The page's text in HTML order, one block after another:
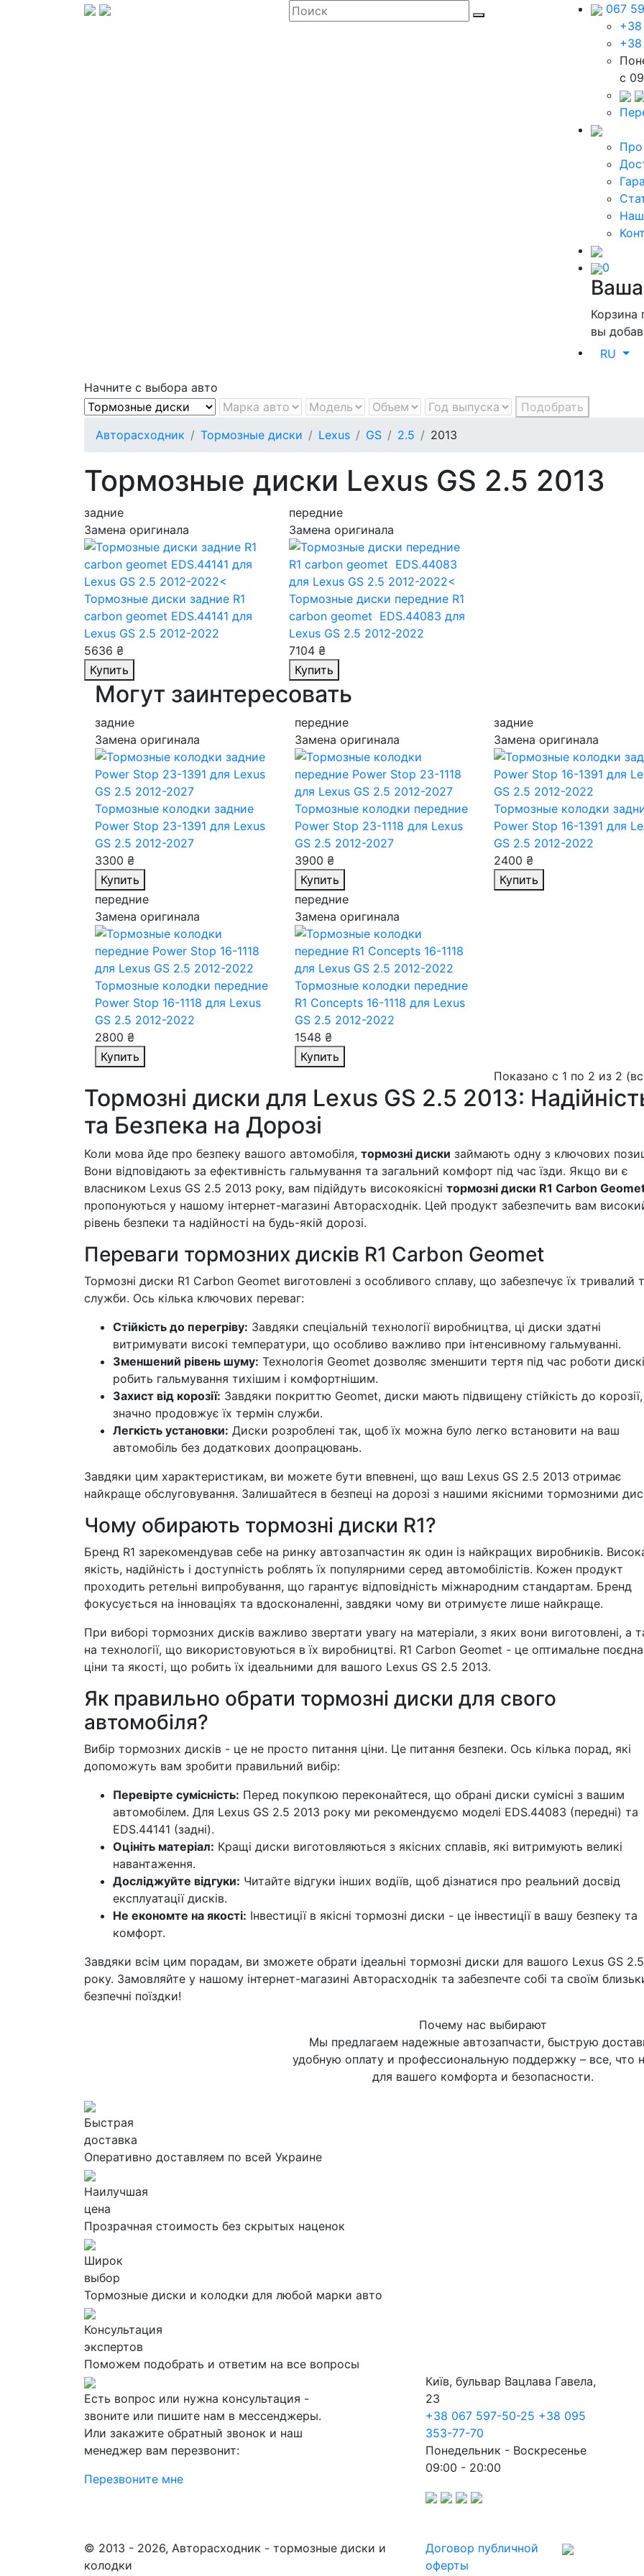
067
c
Про
0
Корзина
вы
RU
Начните с выбора авто
Подобрать
Авторасходник
Тормозные диски Lexus GS 2.5 2013
Тормозные диски Lexus GS 2.5 2013
задние
Замена оригинала
Тормозные диски задние R1
carbon geomet EDS.44141 для
Lexus GS 2.5 2012-2022
5636 ₴
Купить
передние
Замена оригинала
Тормозные диски передние R1
carbon geomet EDS.44083 для
Lexus GS 2.5 2012-2022
7104 ₴
Купить
Могут заинтересовать
задние
Замена оригинала
Тормозные колодки задние
Power Stop 23-1391 для Lexus
GS 2.5 2012-2027
3300 ₴
Купить
передние
Замена оригинала
Тормозные колодки передние
Power Stop 23-1118 для Lexus
GS 2.5 2012-2027
3900 ₴
Купить
задние
Замена оригинала
Тормозные колодки
Power Stop 16-1391 для
GS 2.5 2012-2022
2400 ₴
Купить
передние
Замена оригинала
Тормозные колодки передние
Power Stop 16-1118 для Lexus
GS 2.5 2012-2022
2800 ₴
Купить
передние
Замена оригинала
Тормозные колодки передние
R1 Concepts 16-1118 для Lexus
GS 2.5 2012-2022
1548 ₴
Купить
Показано с 1 по 2 из 2
Тормозні диски для Lexus GS 2.5 2013:
та Безпека на Дорозі
Коли мова йде про безпеку вашого автомобіля, тормозні диски займають одну з ключових
Вони відповідають за ефективність гальмування та загальний комфорт під час їзди. Якщо ви є
власником Lexus GS 2.5 2013 року, вам підійдуть високоякісні тормозні диски R1 Carbon
пропонуються у нашому інтернет-магазині Авторасходнік. Цей продукт забезпечить вам
рівень безпеки та надійності на будь-якій дорозі.
Переваги тормозних дисків R1 Carbon Geomet
Тормозні диски R1 Carbon Geomet виготовлені з особливого сплаву, що забезпечує їх тривалий
служби. Ось кілька ключових переваг:
Стійкість до перегріву: Завдяки спеціальній технології виробництва, ці диски здатні
витримувати високі температури, що особливо важливо при інтенсивному гальмуванні.
Зменшений рівень шуму: Технологія Geomet дозволяє зменшити тертя під час роботи
робить гальмування тихішим і комфортнішим.
Захист від корозії: Завдяки покриттю Geomet, диски мають підвищену стійкість до
значно продовжує їх термін служби.
Легкість установки: Диски розроблені так, щоб їх можна було легко встановити на ваш
автомобіль без додаткових доопрацювань.
Завдяки цим характеристикам, ви можете бути впевнені, що ваш Lexus GS 2.5 2013 отримає
найкраще обслуговування. Залишайтеся в безпеці на дорозі з нашими якісними тормозними
Чому обирають тормозні диски R1?
Бренд R1 зарекомендував себе на ринку автозапчастин як один із найкращих виробників.
якість, надійність і доступність роблять їх популярними серед автомобілістів. Кожен продукт
проходить ретельні випробування, що гарантує відповідність міжнародним стандартам. Бренд
фокусується на інноваціях та вдосконаленні, завдяки чому ви отримуєте лише найкраще.
При виборі тормозних дисків важливо звертати увагу на матеріали, з яких вони виготовлені, а
на технології, що використовуються в їх виробництві. R1 Carbon Geomet - це оптимальне
ціни та якості, що робить їх ідеальними для вашого Lexus GS 2.5 2013.
Як правильно обрати тормозні диски для свого
автомобіля?
Вибір тормозних дисків - це не просто питання ціни. Це питання безпеки. Ось кілька порад, які
допоможуть вам зробити правильний вибір:
Перевірте сумісність: Перед покупкою переконайтеся, що обрані диски сумісні з вашим
автомобілем. Для Lexus GS 2.5 2013 року ми рекомендуємо моделі EDS.44083 (передні) та
EDS.44141 (задні).
Оцініть матеріал: Кращі диски виготовляються з якісних сплавів, які витримують великі
навантаження.
Досліджуйте відгуки: Читайте відгуки інших водіїв, щоб дізнатися про реальний досвід
експлуатації дисків.
Не економте на якості: Інвестиції в якісні тормозні диски - це інвестиції в вашу безпеку та
комфорт.
Завдяки всім цим порадам, ви зможете обрати ідеальні тормозні диски для вашого Lexus GS
року. Замовляйте у нашому інтернет-магазині Авторасходнік та забезпечте собі та своїм
безпечні поїздки!
Почему нас выбирают
Мы предлагаем надежные автозапчасти, быструю
удобную оплату и профессиональную поддержку – все, что
для вашего комфорта и безопасности.
Быстрая
доставка
Оперативно доставляем по всей Украине
Наилучшая
цена
Прозрачная стоимость без скрытых наценок
Широк
выбор
Тормозные диски и колодки для любой марки авто
Консультация
экспертов
Поможем подобрать и ответим на все вопросы
Есть вопрос или нужна консультация -
звоните или пишите нам в мессенджеры.
Или закажите обратный звонок и наш
менеджер вам перезвонит:
Перезвоните мне
Київ, бульвар Вацлава Гавела,
23
+38 067 597-50-25 +38 095
353-77-70
Понедельник - Воскресенье
09:00 - 20:00
© 2013 - 2026, Авторасходник - тормозные диски и
колодки
Договор публичной
оферты